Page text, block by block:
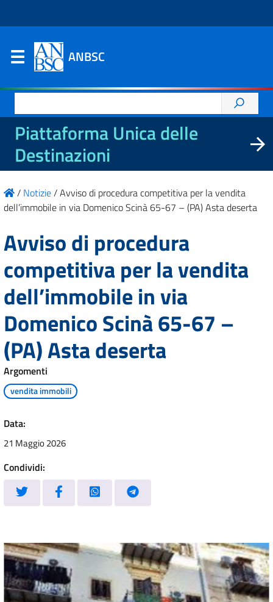
ANBSC
per:
Piattaforma Unica delle
Destinazioni
/ Notizie/Avviso di procedura competitiva per la vendita
dell’immobile in via Domenico Scinà 65-67 – (PA) Asta deserta
Avviso di procedura
competitiva per la vendita
dell’immobile in via
Domenico Scinà 65-67 –
(PA) Asta deserta
Argomenti
vendita immobili
Data:
21 Maggio 2026
Condividi: